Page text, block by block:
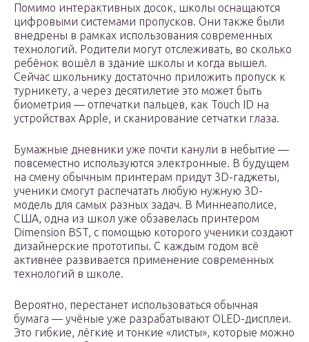
Помимо интерактивных досок, школы оснащаются
цифровыми системами пропусков. Они также были
внедрены в рамках использования современных
технологий. Родители могут отслеживать, во сколько
ребёнок вошёл в здание школы и когда вышел.
Сейчас школьнику достаточно приложить пропуск к
турникету, а через десятилетие это может быть
биометрия — отпечатки пальцев, как Touch ID на
устройствах Apple, и сканирование сетчатки глаза.
Бумажные дневники уже почти канули в небытие —
повсеместно используются электронные. В будущем
на смену обычным принтерам придут 3D-гаджеты,
ученики смогут распечатать любую нужную 3D-
модель для самых разных задач. В Миннеаполисе,
США, одна из школ уже обзавелась принтером
Dimension BST, с помощью которого ученики создают
дизайнерские прототипы. С каждым годом всё
активнее развивается применение современных
технологий в школе.
Вероятно, перестанет использоваться обычная
бумага — учёные уже разрабатывают OLED-дисплеи.
Это гибкие, лёгкие и тонкие «листы», которые можно